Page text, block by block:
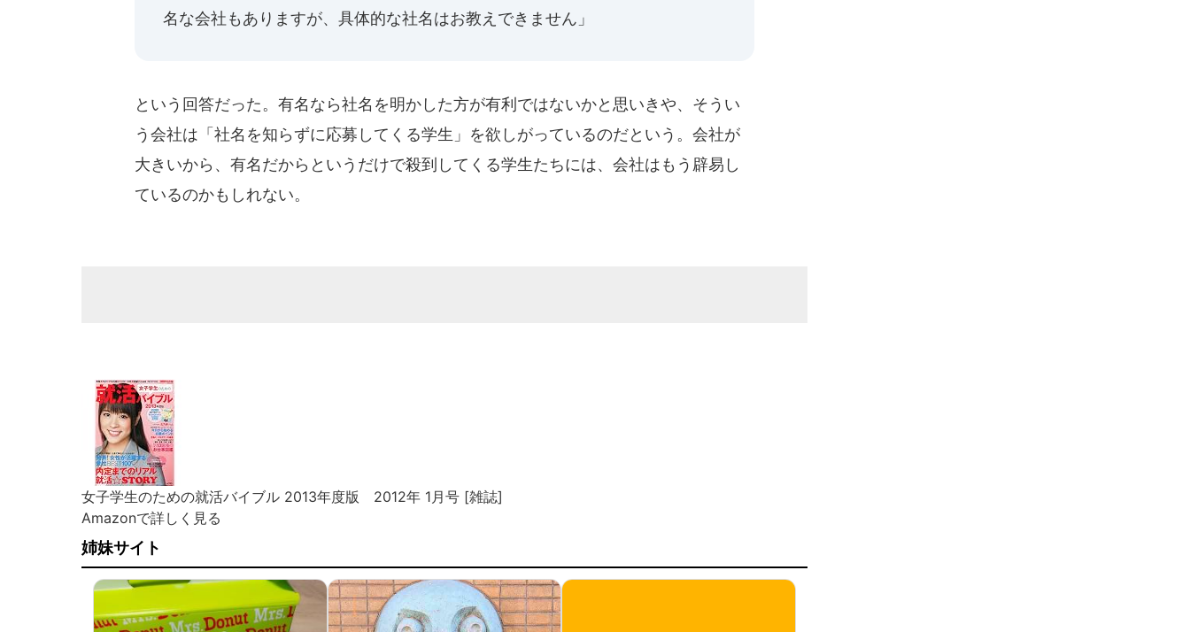
名な会社もありますが、具体的な社名はお教えできません」
という回答だった。有名なら社名を明かした方が有利ではないかと思いきや、そうい
う会社は「社名を知らずに応募してくる学生」を欲しがっているのだという。会社が
大きいから、有名だからというだけで殺到してくる学生たちには、会社はもう辟易し
ているのかもしれない。
女子学生のための就活バイブル 2013年度版 2012年 1月号 [雑誌]
Amazonで詳しく見る
姉妹サイト